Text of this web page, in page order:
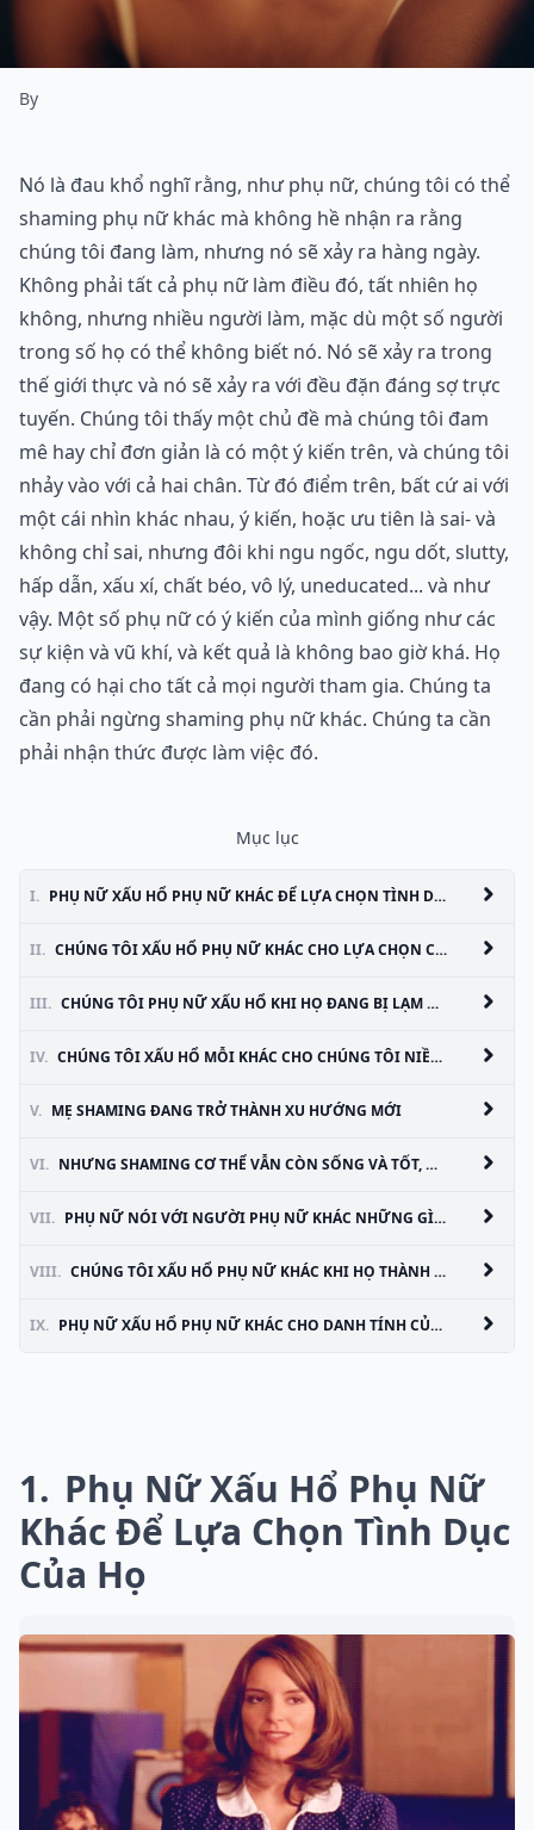
By
Nó là đau khổ nghĩ rằng, như phụ nữ, chúng tôi có thể
shaming phụ nữ khác mà không hề nhận ra rằng
chúng tôi đang làm, nhưng nó sẽ xảy ra hàng ngày.
Không phải tất cả phụ nữ làm điều đó, tất nhiên họ
không, nhưng nhiều người làm, mặc dù một số người
trong số họ có thể không biết nó. Nó sẽ xảy ra trong
thế giới thực và nó sẽ xảy ra với đều đặn đáng sợ trực
tuyến. Chúng tôi thấy một chủ đề mà chúng tôi đam
mê hay chỉ đơn giản là có một ý kiến trên, và chúng tôi
nhảy vào với cả hai chân. Từ đó điểm trên, bất cứ ai với
một cái nhìn khác nhau, ý kiến, hoặc ưu tiên là sai- và
không chỉ sai, nhưng đôi khi ngu ngốc, ngu dốt, slutty,
hấp dẫn, xấu xí, chất béo, vô lý, uneducated... và như
vậy. Một số phụ nữ có ý kiến của mình giống như các
sự kiện và vũ khí, và kết quả là không bao giờ khá. Họ
đang có hại cho tất cả mọi người tham gia. Chúng ta
cần phải ngừng shaming phụ nữ khác. Chúng ta cần
phải nhận thức được làm việc đó.
Mục lục
I. PHỤ NỮ XẤU HỔ PHỤ NỮ KHÁC ĐỂ LỰA CHỌN TÌNH DỤC CỦA HỌ
II. CHÚNG TÔI XẤU HỔ PHỤ NỮ KHÁC CHO LỰA CHỌN CỦA HỌ KIỂM SOÁT SINH SẢN
III. CHÚNG TÔI PHỤ NỮ XẤU HỔ KHI HỌ ĐANG BỊ LẠM DỤNG
IV. CHÚNG TÔI XẤU HỔ MỖI KHÁC CHO CHÚNG TÔI NIỀM TIN CHÍNH TRỊ
V. MẸ SHAMING ĐANG TRỞ THÀNH XU HƯỚNG MỚI
VI. NHƯNG SHAMING CƠ THỂ VẪN CÒN SỐNG VÀ TỐT, QUÁ
VII. PHỤ NỮ NÓI VỚI NGƯỜI PHỤ NỮ KHÁC NHỮNG GÌ HỌ NÊN VÀ KHÔNG NÊN MẶC
VIII. CHÚNG TÔI XẤU HỔ PHỤ NỮ KHÁC KHI HỌ THÀNH CÔNG
IX. PHỤ NỮ XẤU HỔ PHỤ NỮ KHÁC CHO DANH TÍNH CỦA HỌ
1
Phụ Nữ Xấu Hổ Phụ Nữ
Khác Để Lựa Chọn Tình Dục
Của Họ